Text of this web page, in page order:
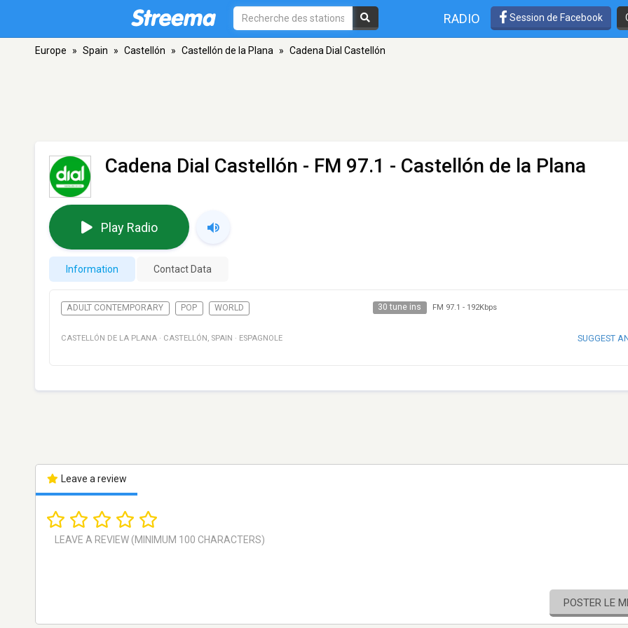
RADIO Session de Facebook
Europe » Spain » Castellón » Castellón de la Plana » Cadena Dial Castellón
Cadena Dial Castellón - FM 97.1 - Castellón de la Plana
Play Radio
Information Contact Data
ADULT CONTEMPORARY POP WORLD 30 tune ins FM 97.1 - 192Kbps
CASTELLÓN DE LA PLANA · CASTELLÓN , SPAIN · ESPAGNOLE SUGGEST
Leave a review
POSTER LE